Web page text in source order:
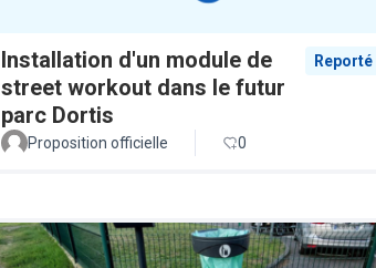
Installation d'un module de
street workout dans le futur
parc Dortis
Reporté
Proposition officielle 0